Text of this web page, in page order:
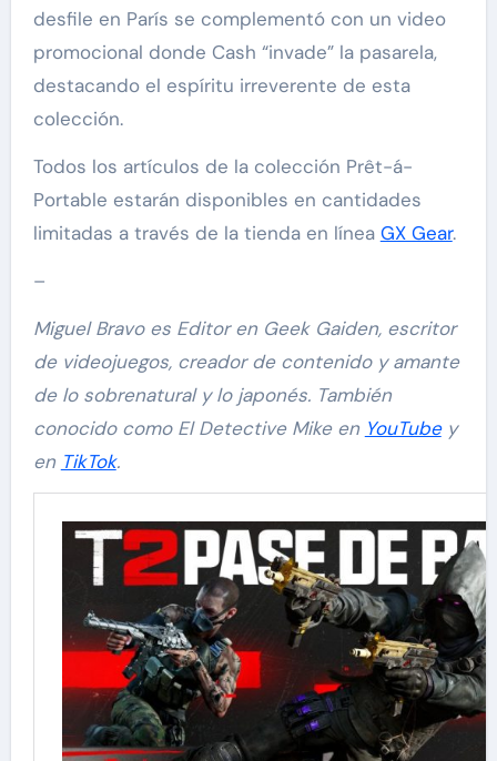
desfile en París se complementó con un video
promocional donde Cash “invade” la pasarela,
destacando el espíritu irreverente de esta
colección.
Todos los artículos de la colección Prêt-á-
Portable estarán disponibles en cantidades
limitadas a través de la tienda en línea GX Gear.
–
Miguel Bravo es Editor en Geek Gaiden, escritor
de videojuegos, creador de contenido y amante
de lo sobrenatural y lo japonés. También
conocido como El Detective Mike en YouTubey
en TikTok.